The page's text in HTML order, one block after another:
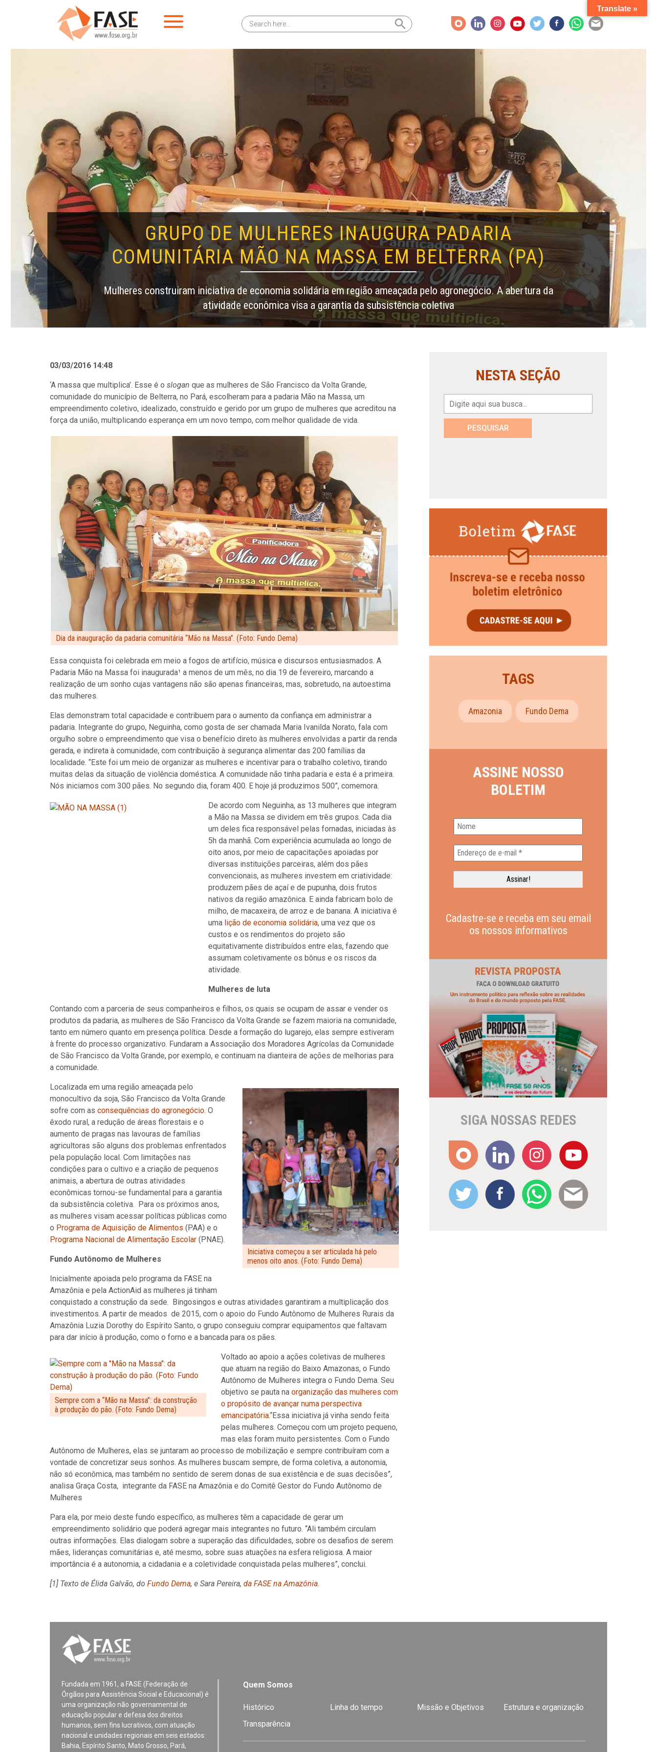
Search
for:
Search Button
GRUPO DE MULHERES INAUGURA PADARIA
COMUNITÁRIA MÃO NA MASSA EM BELTERRA (PA)
Mulheres construiram iniciativa de economia solidária em região ameaçada pelo agronegócio. A abertura da
atividade econômica visa a garantia da subsistência coletiva
03/03/2016 14:48
‘A massa que multiplica’. Esse é o slogan que as mulheres de São Francisco da Volta Grande,
comunidade do município de Belterra, no Pará, escolheram para a padaria Mão na Massa, um
empreendimento coletivo, idealizado, construído e gerido por um grupo de mulheres que acreditou na
força da união, multiplicando esperança em um novo tempo, com melhor qualidade de vida.
Dia da inauguração da padaria comunitária “Mão na Massa”. (Foto: Fundo Dema)
Essa conquista foi celebrada em meio a fogos de artifício, música e discursos entusiasmados. A
Padaria Mão na Massa foi inaugurada¹ a menos de um mês, no dia 19 de fevereiro, marcando a
realização de um sonho cujas vantagens não são apenas financeiras, mas, sobretudo, na autoestima
das mulheres.
Elas demonstram total capacidade e contribuem para o aumento da confiança em administrar a
padaria. Integrante do grupo, Neguinha, como gosta de ser chamada Maria Ivanilda Norato, fala com
orgulho sobre o empreendimento que visa o benefício direto às mulheres envolvidas a partir da renda
gerada, e indireta à comunidade, com contribuição à segurança alimentar das 200 famílias da
localidade. “Este foi um meio de organizar as mulheres e incentivar para o trabalho coletivo, tirando
muitas delas da situação de violência doméstica. A comunidade não tinha padaria e esta é a primeira.
Nós iniciamos com 300 pães. No segundo dia, foram 400. E hoje já produzimos 500”, comemora.
De acordo com Neguinha, as 13 mulheres que integram
a Mão na Massa se dividem em três grupos. Cada dia
um deles fica responsável pelas fornadas, iniciadas às
5h da manhã. Com experiência acumulada ao longo de
oito anos, por meio de capacitações apoiadas por
diversas instituições parceiras, além dos pães
convencionais, as mulheres investem em criatividade:
produzem pães de açaí e de pupunha, dois frutos
nativos da região amazônica. E ainda fabricam bolo de
milho, de macaxeira, de arroz e de banana. A iniciativa é
uma lição de economia solidária, uma vez que os
custos e os rendimentos do projeto são
equitativamente distribuídos entre elas, fazendo que
assumam coletivamente os bônus e os riscos da
atividade.
Mulheres de luta
Contando com a parceria de seus companheiros e filhos, os quais se ocupam de assar e vender os
produtos da padaria, as mulheres de São Francisco da Volta Grande se fazem maioria na comunidade,
tanto em número quanto em presença política. Desde a formação do lugarejo, elas sempre estiveram
à frente do processo organizativo. Fundaram a Associação dos Moradores Agrícolas da Comunidade
de São Francisco da Volta Grande, por exemplo, e continuam na dianteira de ações de melhorias para
a comunidade.
Iniciativa começou a ser articulada há pelo
menos oito anos. (Foto: Fundo Dema)
Localizada em uma região ameaçada pelo
monocultivo da soja, São Francisco da Volta Grande
sofre com as consequências do agronegócio. O
êxodo rural, a redução de áreas florestais e o
aumento de pragas nas lavouras de famílias
agricultoras são alguns dos problemas enfrentados
pela população local. Com limitações nas
condições para o cultivo e a criação de pequenos
animais, a abertura de outras atividades
econômicas tornou-se fundamental para a garantia
da subsistência coletiva. Para os próximos anos,
as mulheres visam acessar políticas públicas como
o Programa de Aquisição de Alimentos (PAA) e o
Programa Nacional de Alimentação Escolar (PNAE).
Fundo Autônomo de Mulheres
Inicialmente apoiada pelo programa da FASE na
Amazônia e pela ActionAid as mulheres já tinham
conquistado a construção da sede. Bingosingos e outras atividades garantiram a multiplicação dos
investimentos. A partir de meados de 2015, com o apoio do Fundo Autônomo de Mulheres Rurais da
Amazônia Luzia Dorothy do Espírito Santo, o grupo conseguiu comprar equipamentos que faltavam
para dar início à produção, como o forno e a bancada para os pães.
Sempre com a “Mão na Massa”: da construção
à produção do pão. (Foto: Fundo Dema)
Voltado ao apoio a ações coletivas de mulheres
que atuam na região do Baixo Amazonas, o Fundo
Autônomo de Mulheres integra o Fundo Dema. Seu
objetivo se pauta na organização das mulheres com
o propósito de avançar numa perspectiva
emancipatória.“Essa iniciativa já vinha sendo feita
pelas mulheres. Começou com um projeto pequeno,
mas elas foram muito persistentes. Com o Fundo
Autônomo de Mulheres, elas se juntaram ao processo de mobilização e sempre contribuíram com a
vontade de concretizar seus sonhos. As mulheres buscam sempre, de forma coletiva, a autonomia,
não só econômica, mas também no sentido de serem donas de sua existência e de suas decisões”,
analisa Graça Costa, integrante da FASE na Amazônia e do Comitê Gestor do Fundo Autônomo de
Mulheres
Para ela, por meio deste fundo específico, as mulheres têm a capacidade de gerar um
empreendimento solidário que poderá agregar mais integrantes no futuro. “Ali também circulam
outras informações. Elas dialogam sobre a superação das dificuldades, sobre os desafios de serem
mães, lideranças comunitárias e, até mesmo, sobre suas atuações na esfera religiosa. A maior
importância é a autonomia, a cidadania e a coletividade conquistada pelas mulheres”, conclui.
[1] Texto de Élida Galvão, do Fundo Dema, e Sara Pereira, da FASE na Amazônia.
NESTA SEÇÃO
PESQUISAR
TAGS
Amazonia Fundo Dema
ASSINE NOSSO
BOLETIM
Cadastre-se e receba em seu email
os nossos informativos
SIGA NOSSAS REDES
Fundada em 1961, a FASE (Federação de
Órgãos para Assistência Social e Educacional) é
uma organização não governamental de
educação popular e defesa dos direitos
humanos, sem fins lucrativos, com atuação
nacional e unidades regionais em seis estados:
Bahia, Espírito Santo, Mato Grosso, Pará,
Quem Somos
Histórico Linha do tempo Missão e Objetivos
Estrutura e organização
Transparência
Translate »